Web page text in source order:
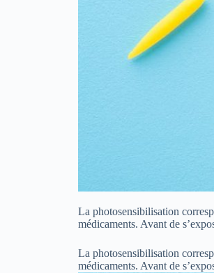
La photosensibilisation
médicaments. Avant de
La photosensibilisation
médicaments. Avant de